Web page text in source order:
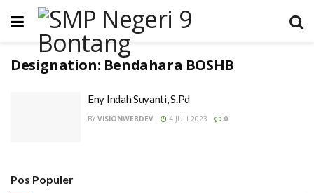
Designation: Bendahara BOSHB
Eny Indah Suyanti, S.Pd
BY VISIONWEBDEV 4 JULI 2023 0
Pos Populer